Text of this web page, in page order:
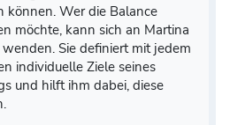
können. Wer die Balance
möchte, kann sich an Martina
Sie definiert mit jedem
individuelle Ziele seines
und hilft ihm dabei, diese